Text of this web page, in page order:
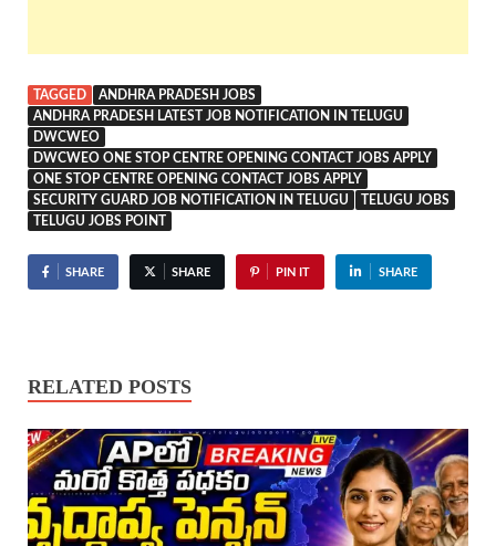
TAGGED
ANDHRA PRADESH JOBS
ANDHRA PRADESH LATEST JOB NOTIFICATION IN TELUGU
DWCWEO
DWCWEO ONE STOP CENTRE OPENING CONTACT JOBS APPLY
ONE STOP CENTRE OPENING CONTACT JOBS APPLY
SECURITY GUARD JOB NOTIFICATION IN TELUGU
TELUGU JOBS
TELUGU JOBS POINT
SHARE SHARE PIN IT SHARE
RELATED POSTS